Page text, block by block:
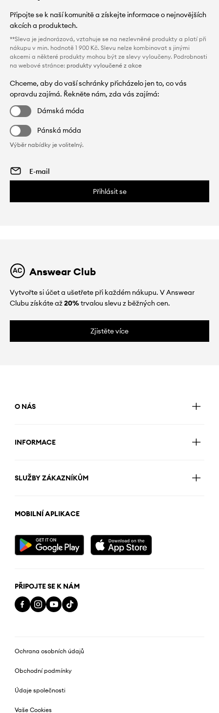
Připojte se k naší komunitě a získejte informace o nejnovějších
akcích a produktech.
**Sleva je jednorázová, vztahuje se na nezlevněné produkty a platí při
nákupu v min. hodnotě 1 900 Kč. Slevu nelze kombinovat s jinými
akcemi a některé produkty mohou být ze slevy vyloučeny. Podrobnosti
na webové stránce: produkty vyloučené z akce
Chceme, aby do vaší schránky přicházelo jen to, co vás
opravdu zajímá. Řekněte nám, zda vás zajímá:
Dámská móda
Pánská móda
Výběr nabídky je volitelný.
Přihlásit se
Answear Club
Vytvořte si účet a ušetřete při každém nákupu. V Answear
Clubu získáte až20%trvalou slevu z běžných cen.
Zjistěte více
O NÁS
INFORMACE
SLUŽBY ZÁKAZNÍKŮM
MOBILNÍ APLIKACE
PŘIPOJTE SE K NÁM
Ochrana osobních údajů
Obchodní podmínky
Údaje společnosti
Vaše Cookies